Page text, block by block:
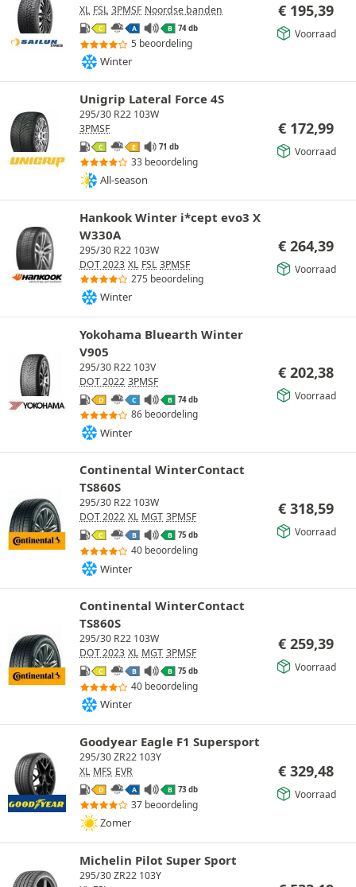
XL FSL 3PMSF Noordse banden
C A B 74 db
5 beoordeling
Winter
€ 195,39
Voorraad
Unigrip Lateral Force 4S
295/30 R22 103W
3PMSF
C E 71 db
33 beoordeling
All-season
€ 172,99
Voorraad
Hankook Winter i*cept evo3 X
W330A
295/30 R22 103W
DOT 2023 XL FSL 3PMSF
275 beoordeling
Winter
€ 264,39
Voorraad
Yokohama Bluearth Winter
V905
295/30 R22 103V
DOT 2022 3PMSF
D C B 74 db
86 beoordeling
Winter
€ 202,38
Voorraad
Continental WinterContact
TS860S
295/30 R22 103W
DOT 2022 XL MGT 3PMSF
C B B 75 db
40 beoordeling
Winter
€ 318,59
Voorraad
Continental WinterContact
TS860S
295/30 R22 103W
DOT 2023 XL MGT 3PMSF
C B B 75 db
40 beoordeling
Winter
€ 259,39
Voorraad
Goodyear Eagle F1 Supersport
295/30 ZR22 103Y
XL MFS EVR
D A B 73 db
37 beoordeling
Zomer
€ 329,48
Voorraad
Michelin Pilot Super Sport
295/30 ZR22 103Y